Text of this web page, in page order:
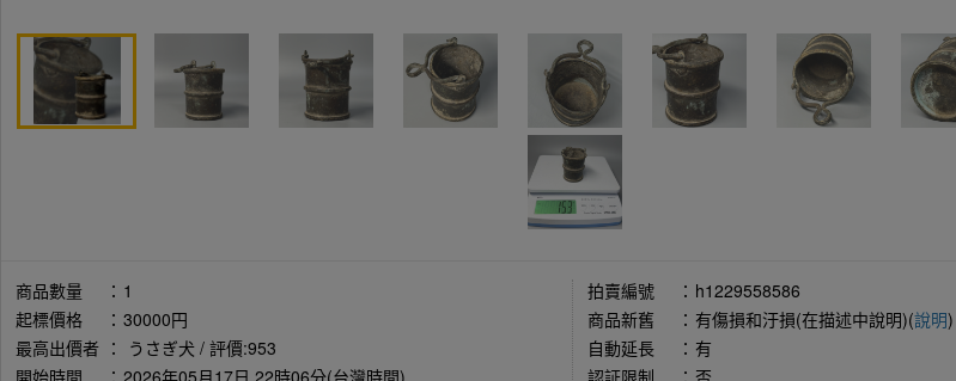
商品數量 ： 1
起標價格
： 30000円
最高出價者 ：
うさぎ犬 / 評價:953
拍賣編號 ： h1229558586
商品新舊
： 有傷損和汙損(在描述中說明)(說明)
自動延長
： 有